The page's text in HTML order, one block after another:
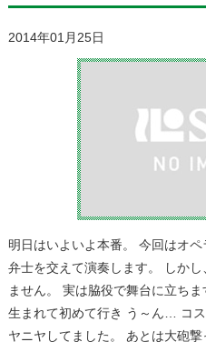
2014年01月25日
明日はいよいよ本番。 今回はオ
弁士を交えて演奏します。 しか
ません。 実は脇役で舞台に立ち
生まれて初めて行き う～ん… コ
ヤニヤしてました。 あとは大砲